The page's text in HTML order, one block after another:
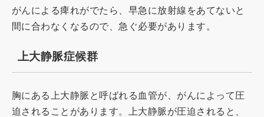
がんによる痺れがでたら、早急に放射線をあてないと
間に合わなくなるので、急ぐ必要があります。
上大静脈症候群
胸にある上大静脈と呼ばれる血管が、がんによって圧
迫されることがあります。上大静脈が圧迫されると、